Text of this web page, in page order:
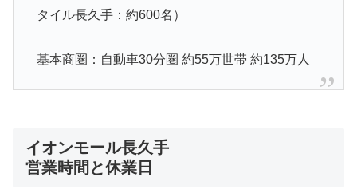
タイル長久手：約600名）
基本商圏：自動車30分圏 約55万世帯 約135万人
イオンモール長久手
営業時間と休業日